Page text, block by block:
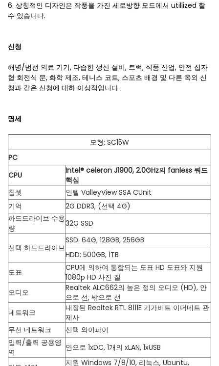
6. 상칭적인 디자인은 작풍을 가진 세로방향 모드에서 utillized 할
수 있습니다.
신청
해병/범선 의료 기기, 다습한 생산 설비, 트럭, 식품 산업, 안전 십자
형 회전식 문, 화학 제조, 테니스 코트, 스포츠 배경 및 다른 옥외 신
청과 같은 신청에 대하 이상적입니다.
명세
모형: SC15W
PC
CPU
Intel® celeron J1900, 2.0GHz의 fanless 쿼드
핵심
칩셋
인텔 ValleyView SSA CUnit
기억
2G DDR3, (선택 4G)
하드드라이브 수용
량
32G SSD
선택 하드드라이브
SSD: 64G, 128GB, 256GB
HDD: 500GB, 1TB
도표
CPU에 의하여 통합되는 도표 HD 도표와 지원
1080p HD 사진 질
오디오
Realtek ALC662의 높은 정의 오디오 (HD), 안
으로 선, 밖으로 선
네트워크
내장된 Realtek RTL 8111E 기가비트 이더네트 관
제사
무선 네트워크
선택 와이파이
입력/출력 공용영
역
안으로 1xDC, 1개의 xLAN, 1xUSB
지원 Windows 7/8/10, 리눅스, Ubuntu,